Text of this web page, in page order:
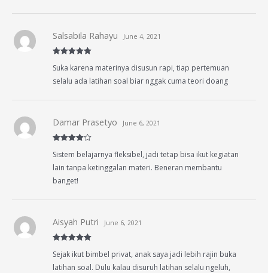
of 5
Salsabila Rahayu June 4, 2021
Suka karena materinya disusun rapi, tiap pertemuan
selalu ada latihan soal biar nggak cuma teori doang
out of 5
Damar Prasetyo June 6, 2021
Sistem belajarnya fleksibel, jadi tetap bisa ikut kegiatan
lain tanpa ketinggalan materi. Beneran membantu
banget!
of 5
Aisyah Putri June 6, 2021
Sejak ikut bimbel privat, anak saya jadi lebih rajin buka
latihan soal. Dulu kalau disuruh latihan selalu ngeluh,